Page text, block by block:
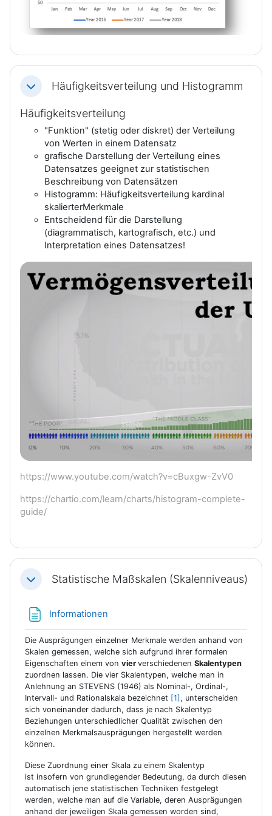
EinklappenHäufigkeitsverteilung und Histogramm
Häufigkeitsverteilung
"Funktion" (stetig oder diskret) der Verteilung
von Werten in einem Datensatz
grafische Darstellung der Verteilung eines
Datensatzes geeignet zur statistischen
Beschreibung von Datensätzen
Histogramm: Häufigkeitsverteilung kardinal
skalierterMerkmale
Entscheidend für die Darstellung
(diagrammatisch, kartografisch, etc.) und
Interpretation eines Datensatzes!
https://www.youtube.com/watch?v=cBuxgw-ZvV0
https://chartio.com/learn/charts/histogram-complete-
guide/
EinklappenStatistische Maßskalen (Skalenniveaus)
Informationen
Die Ausprägungen einzelner Merkmale werden anhand von
Skalen gemessen, welche sich aufgrund ihrer formalen
Eigenschaften einem von vier verschiedenen Skalentypen
zuordnen lassen. Die vier Skalentypen, welche man in
Anlehnung an STEVENS (1946) als Nominal-, Ordinal-,
Intervall- und Rationalskala bezeichnet [1] , unterscheiden
sich voneinander dadurch, dass je nach Skalentyp
Beziehungen unterschiedlicher Qualität zwischen den
einzelnen Merkmalsausprägungen hergestellt werden
können.
Diese Zuordnung einer Skala zu einem Skalentyp
ist insofern von grundlegender Bedeutung, da durch diesen
automatisch jene statistischen Techniken festgelegt
werden, welche man auf die Variable, deren Ausprägungen
anhand der jeweiligen Skala gemessen worden sind,